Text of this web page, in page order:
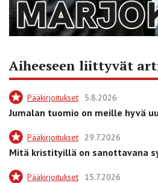
Aiheeseen liittyvät
Pääkirjoitukset 5.8.2026
Jumalan tuomio on meille hyvä
Pääkirjoitukset 29.7.2026
Mitä kristityillä on sanottavana
Pääkirjoitukset 15.7.2026